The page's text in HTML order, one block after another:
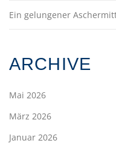
Ein gelungener
ARCHIVE
Mai 2026
März 2026
Januar 2026